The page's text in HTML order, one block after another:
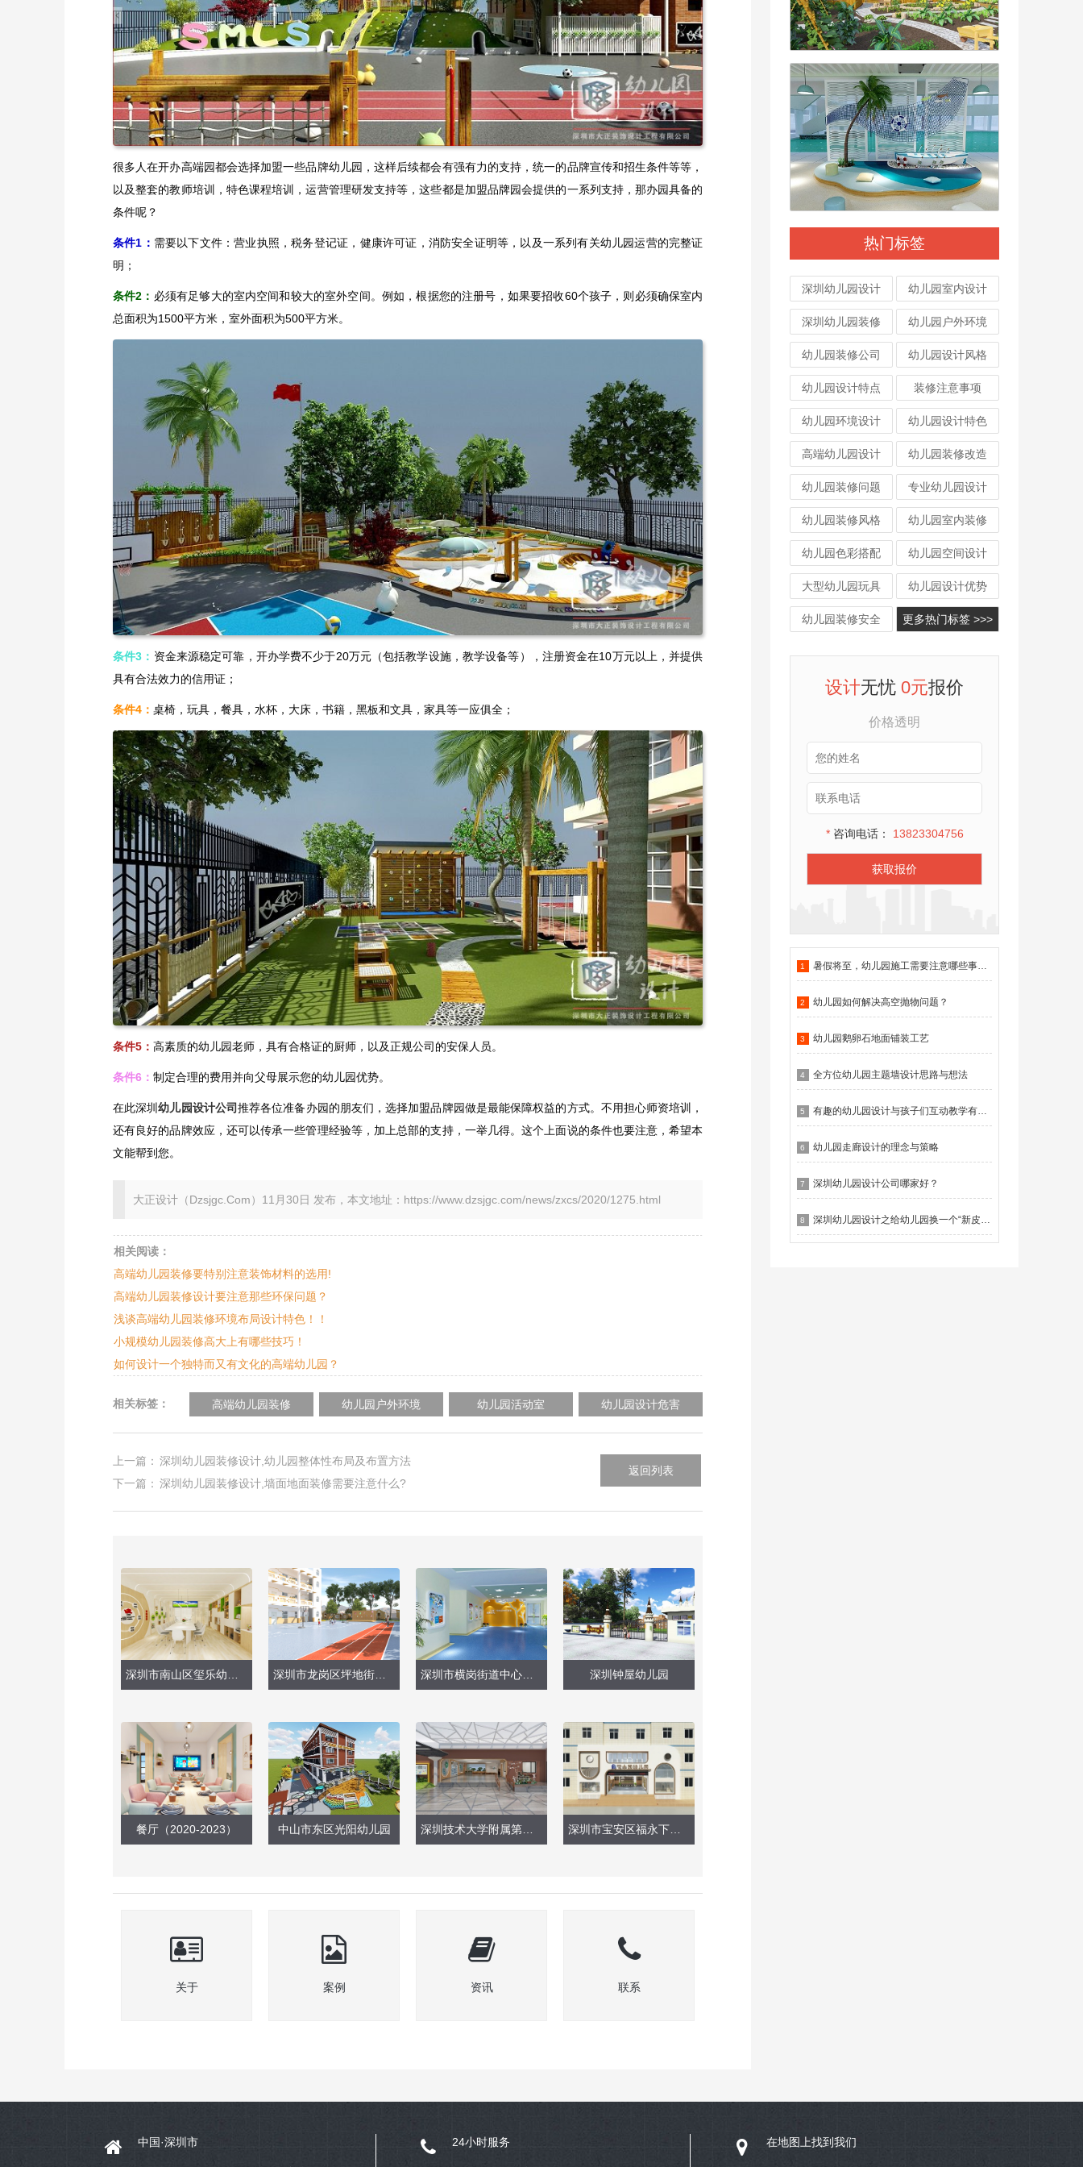
很多人在开办高端园都会选择加盟一些品牌幼儿园，这样后续都会有强有力的支持，统一的品牌宣传和招生条件等等，
以及整套的教师培训，特色课程培训，运营管理研发支持等，这些都是加盟品牌园会提供的一系列支持，那办园具备的
条件呢？
条件1： 需要以下文件：营业执照，税务登记证，健康许可证，消防安全证明等，以及一系列有关幼儿园运营的完整证
明；
条件2： 必须有足够大的室内空间和较大的室外空间。例如，根据您的注册号，如果要招收60个孩子，则必须确保室内
总面积为1500平方米，室外面积为500平方米。
条件3： 资金来源稳定可靠，开办学费不少于20万元（包括教学设施，教学设备等），注册资金在10万元以上，并提供
具有合法效力的信用证；
条件4： 桌椅，玩具，餐具，水杯，大床，书籍，黑板和文具，家具等一应俱全；
条件5： 高素质的幼儿园老师，具有合格证的厨师，以及正规公司的安保人员。
条件6： 制定合理的费用并向父母展示您的幼儿园优势。
在此深圳幼儿园设计公司推荐各位准备办园的朋友们，选择加盟品牌园做是最能保障权益的方式。不用担心师资培训，
还有良好的品牌效应，还可以传承一些管理经验等，加上总部的支持，一举几得。这个上面说的条件也要注意，希望本
文能帮到您。
大正设计（Dzsjgc.Com）11月30日 发布，本文地址：https://www.dzsjgc.com/news/zxcs/2020/1275.html
热门标签
深圳幼儿园设计 幼儿园室内设计
深圳幼儿园装修 幼儿园户外环境
幼儿园装修公司 幼儿园设计风格
幼儿园设计特点 装修注意事项
幼儿园环境设计 幼儿园设计特色
高端幼儿园设计 幼儿园装修改造
幼儿园装修问题 专业幼儿园设计
幼儿园装修风格 幼儿园室内装修
幼儿园色彩搭配 幼儿园空间设计
大型幼儿园玩具 幼儿园设计优势
幼儿园装修安全 更多热门标签 >>>
设计无忧0元报价
价格透明
*咨询电话： 13823304756
获取报价
1 暑假将至，幼儿园施工需要注意哪些事项？
2 幼儿园如何解决高空抛物问题？
3 幼儿园鹅卵石地面铺装工艺
4 全方位幼儿园主题墙设计思路与想法
5 有趣的幼儿园设计与孩子们互动教学有什么作用？
6 幼儿园走廊设计的理念与策略
7 深圳幼儿园设计公司哪家好？
8 深圳幼儿园设计之给幼儿园换一个“新皮肤”
相关阅读：
高端幼儿园装修要特别注意装饰材料的选用!
高端幼儿园装修设计要注意那些环保问题？
浅谈高端幼儿园装修环境布局设计特色！！
小规模幼儿园装修高大上有哪些技巧！
如何设计一个独特而又有文化的高端幼儿园？
相关标签： 高端幼儿园装修 幼儿园户外环境 幼儿园活动室 幼儿园设计危害
返回列表
上一篇： 深圳幼儿园装修设计,幼儿园整体性布局及布置方法
下一篇： 深圳幼儿园装修设计,墙面地面装修需要注意什么?
深圳市南山区玺乐幼儿园（室内功能室改造） 深圳市龙岗区坪地街道福华幼儿园（户外场地设计改造） 深圳市横岗街道中心幼儿园 深圳钟屋幼儿园
餐厅（2020-2023） 中山市东区光阳幼儿园
关于 案例 资讯 联系
中国·深圳市 24小时服务 在地图上找到我们